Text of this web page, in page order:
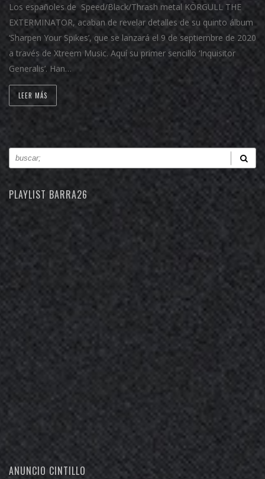
Los españoles de Speed/Black/Thrash metal KÖRGULL THE
EXTERMINATOR, acaban de revelar detalles de su quinto álbum
‘Sharpen Your Spikes’, que se lanzará el 9 de septiembre de 2020
a través de Xtreem Music. Aquí su primer sencillo ‘Inquisitor
Generalis’. Han…
LEER MÁS
PLAYLIST BARRA26
ANUNCIO CINTILLO